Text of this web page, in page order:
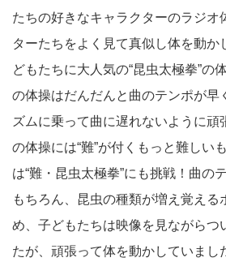
たちの好きなキャラクターのラジオ
ターたちをよく見て真似し体を動か
どもたちに大人気の“昆虫太極拳”の
の体操はだんだんと曲のテンポが早
ズムに乗って曲に遅れないように頑
の体操には“難”が付くもっと難しい
は“難・昆虫太極拳”にも挑戦！曲の
もちろん、昆虫の種類が増え覚える
め、子どもたちは映像を見ながらつ
たが、頑張って体を動かしていまし